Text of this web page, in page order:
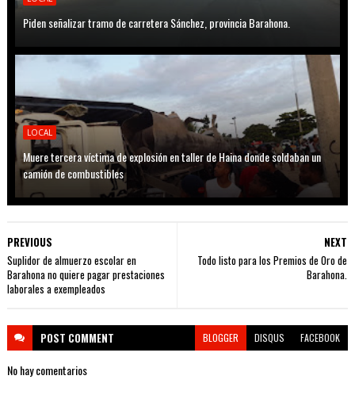
Piden señalizar tramo de carretera Sánchez, provincia Barahona.
LOCAL
Muere tercera víctima de explosión en taller de Haina donde soldaban un
camión de combustibles
NEXT
Todo listo para los Premios de Oro de
Barahona.
PREVIOUS
Suplidor de almuerzo escolar en
Barahona no quiere pagar prestaciones
laborales a exempleados
POST COMMENT BLOGGER DISQUS FACEBOOK
No hay comentarios